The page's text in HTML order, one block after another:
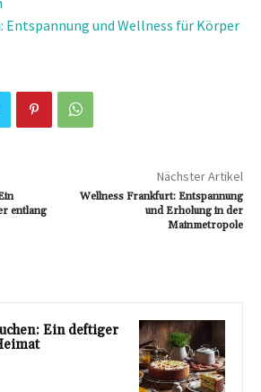
Entspannung und Wellness für Körper
entlang
Nächster Artikel
Wellness Frankfurt: Entspannung
und Erholung in der
Mainmetropole
Ein deftiger